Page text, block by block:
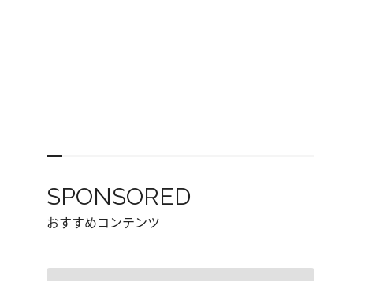
SPONSORED
おすすめコンテンツ